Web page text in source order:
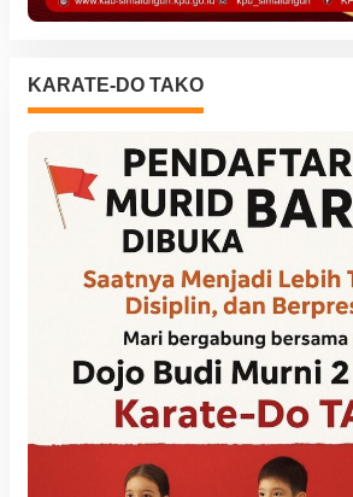
KARATE-DO TAKO